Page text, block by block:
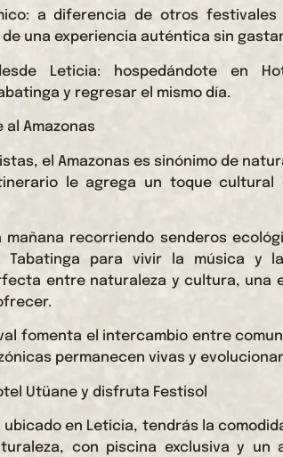
a diferencia de otros
una experiencia auténtica sin
Leticia: hospedándote en
y regresar el mismo día.
al Amazonas
el Amazonas es sinónimo de
le agrega un toque
mañana recorriendo senderos
para vivir la música y
entre naturaleza y cultura, una
fomenta el intercambio entre
permanecen vivas y
Utüane y disfruta Festisol
ubicado en Leticia, tendrás la
con piscina exclusiva y un